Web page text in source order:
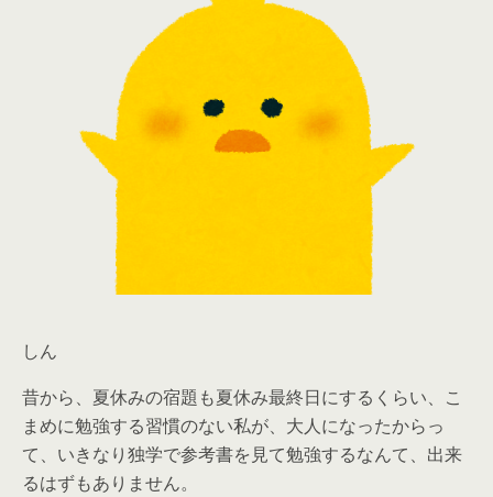
しん
昔から、夏休みの宿題も夏休み最終日にするくらい、こ
まめに勉強する習慣のない私が、大人になったからっ
て、いきなり独学で参考書を見て勉強するなんて、出来
るはずもありません。